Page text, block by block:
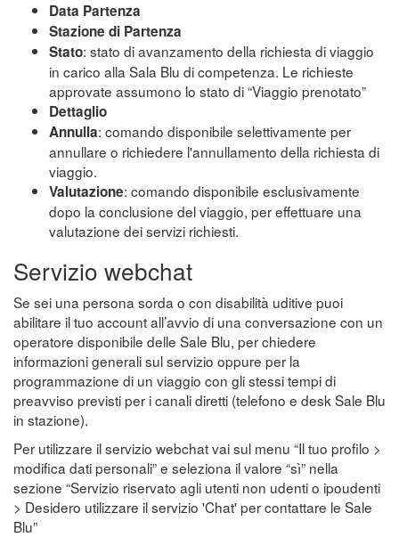
Data Partenza
Stazione di Partenza
Stato: stato di avanzamento della richiesta di viaggio
in carico alla Sala Blu di competenza. Le richieste
approvate assumono lo stato di “Viaggio prenotato”
Dettaglio
Annulla: comando disponibile selettivamente per
annullare o richiedere l'annullamento della richiesta di
viaggio.
Valutazione: comando disponibile esclusivamente
dopo la conclusione del viaggio, per effettuare una
valutazione dei servizi richiesti.
Servizio webchat
Se sei una persona sorda o con disabilità uditive puoi
abilitare il tuo account all’avvio di una conversazione con un
operatore disponibile delle Sale Blu, per chiedere
informazioni generali sul servizio oppure per la
programmazione di un viaggio con gli stessi tempi di
preavviso previsti per i canali diretti (telefono e desk Sale Blu
in stazione).
Per utilizzare il servizio webchat vai sul menu “Il tuo profilo >
modifica dati personali” e seleziona il valore “sì” nella
sezione “Servizio riservato agli utenti non udenti o ipoudenti
> Desidero utilizzare il servizio 'Chat' per contattare le Sale
Blu”